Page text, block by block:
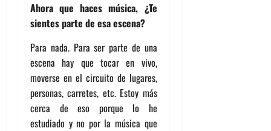
Ahora que haces música, ¿Te
sientes parte de esa escena?
Para nada. Para ser parte de una
escena hay que tocar en vivo,
moverse en el circuito de lugares,
personas, carretes, etc. Estoy más
cerca de eso porque lo he
estudiado y no por la música que